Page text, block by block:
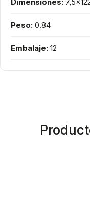
Dimensiones:
Peso: 0.84
Embalaje: 12